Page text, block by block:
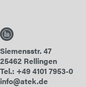
Siemensstr. 47
25462 Rellingen
Tel.: +49 4101 7953-0
info@atek.de